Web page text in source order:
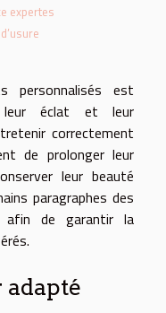
expertes
personnalisés est
leur éclat et leur
correctement
de prolonger leur
leur beauté
paragraphes des
afin de garantir la